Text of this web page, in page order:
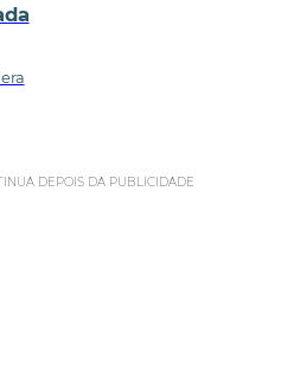
DEPOIS DA PUBLICIDADE